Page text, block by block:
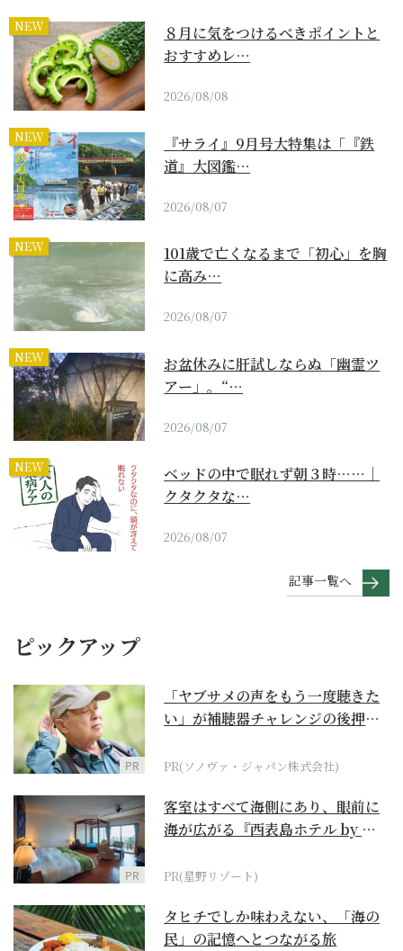
NEW
８月に気をつけるべきポイントと
おすすめレ…
2026/08/08
NEW
『サライ』9月号大特集は「『鉄
道』大図鑑…
2026/08/07
NEW
101歳で亡くなるまで「初心」を胸
に高み…
2026/08/07
NEW
お盆休みに肝試しならぬ「幽霊ツ
アー」。“…
2026/08/07
NEW
ベッドの中で眠れず朝３時……｜
クタクタな…
2026/08/07
記事一覧へ
ピックアップ
PR
「ヤブサメの声をもう一度聴きた
い」が補聴器チャレンジの後押し
PR(ソノヴァ・ジャパン株式会社)
PR
客室はすべて海側にあり、眼前に
海が広がる『西表島ホテル by 星
PR(星野リゾート)
タヒチでしか味わえない、「海の
民」の記憶へとつながる旅